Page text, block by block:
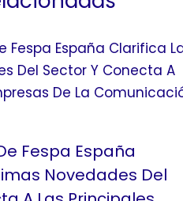
Fespa España
Novedades Del